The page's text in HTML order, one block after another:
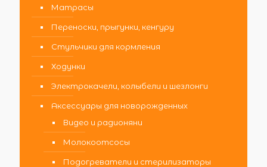
Матрасы
Переноски, прыгунки, кенгуру
Стульчики для кормления
Ходунки
Электрокачели, колыбели и шезлонги
Аксессуары для новорожденных
Видео и радионяни
Молокоотсосы
Подогреватели и стерилизаторы